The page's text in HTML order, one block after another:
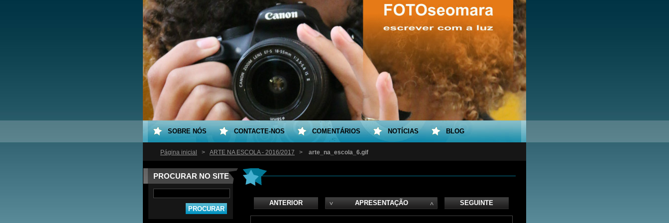
Página inicial > ARTE NA ESCOLA - 2016/2017 > arte_na_escola_6.gif
PROCURAR NO SITE
ANTERIOR APRESENTAÇÃO SEGUINTE
SOBRE NÓS CONTACTE-NOS COMENTÁRIOS NOTÍCIAS BLOG